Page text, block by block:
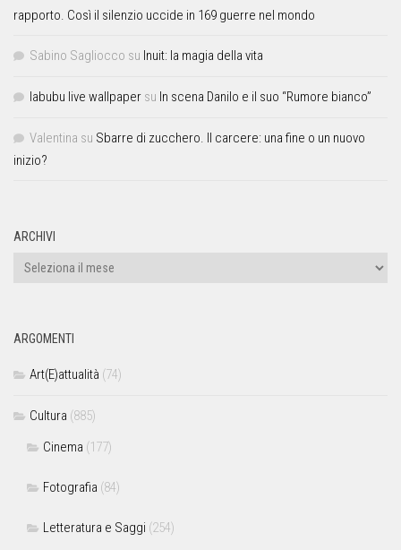
rapporto. Così il silenzio uccide in 169 guerre nel mondo
Sabino Sagliocco su Inuit: la magia della vita
labubu live wallpaper su In scena Danilo e il suo “Rumore bianco”
Valentina su Sbarre di zucchero. Il carcere: una fine o un nuovo
inizio?
ARCHIVI
ARGOMENTI
Art(E)attualità (74)
Cultura (885)
Cinema (177)
Fotografia (84)
Letteratura e Saggi (254)